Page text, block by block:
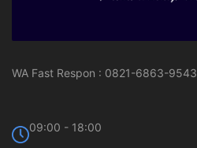
WA Fast Respon : 0821-6863-9543
09:00 - 18:00